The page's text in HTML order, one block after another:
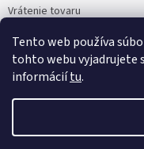
Tento web používa
tohto webu vyjadrujete
informáciítu.
Vrátenie tovaru
Moja objednávka